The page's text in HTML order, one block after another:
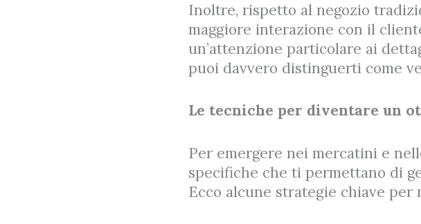
Inoltre, rispetto al negozio
maggiore interazione con il
un’attenzione particolare ai
puoi davvero distinguerti come
Le tecniche per diventare un
Per emergere nei mercatini e
specifiche che ti permettano di
Ecco alcune strategie chiave